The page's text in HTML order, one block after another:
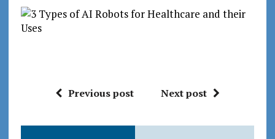
Previous post Next post